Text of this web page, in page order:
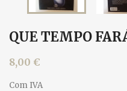
QUE TEMPO
8,00 €
Com IVA